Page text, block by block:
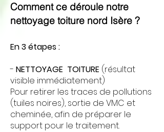
Comment ce déroule notre
nettoyage toiture nord Isère ?
En 3 étapes :
- NETTOYAGE TOITURE (résultat
visible immédiatement)
Pour retirer les traces de pollutions
(tuiles noires), sortie de VMC et
cheminée, afin de préparer le
support pour le traitement.